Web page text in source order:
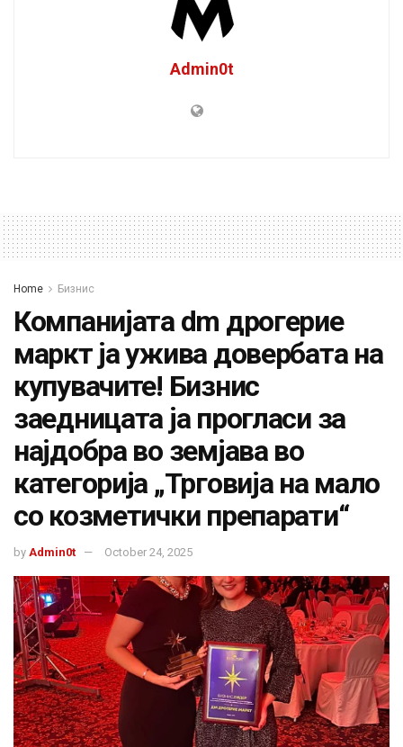
Admin0t
Home Бизнис
Компанијата dm дрогерие
маркт ја ужива довербата на
купувачите! Бизнис
заедницата ја прогласи за
најдобра во земјава во
категорија „Трговија на мало
со козметички препарати“
by Admin0t October 24, 2025